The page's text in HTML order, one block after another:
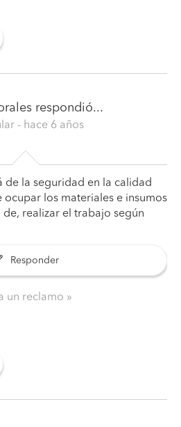
respondió...
- hace 6 años
de la seguridad en la calidad
los materiales e insumos
realizar el trabajo según
Responder
un reclamo